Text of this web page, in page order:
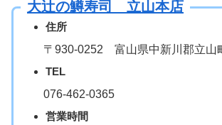
大辻の鱒寿司 立山本店
住所
〒930-0252 富山県中新川郡立山
TEL
076-462-0365
営業時間